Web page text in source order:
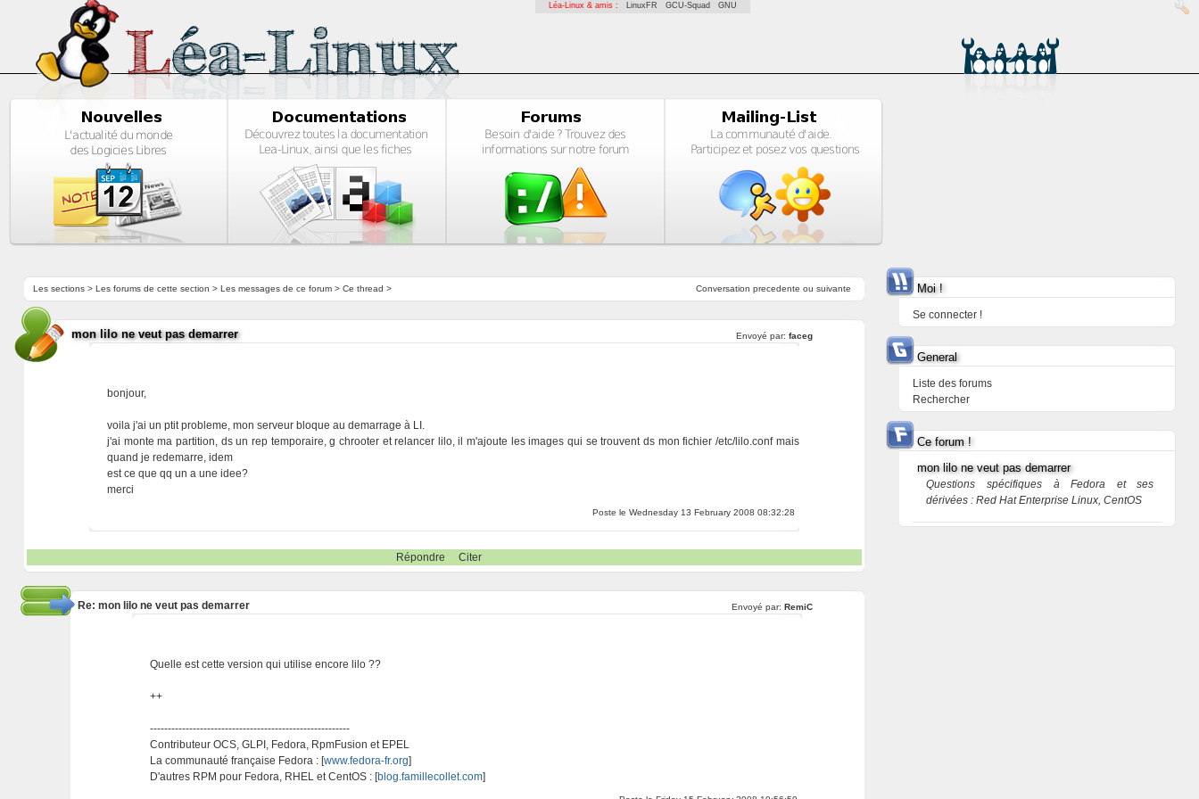
Léa-Linux & amis : LinuxFR GCU-Squad GNU
Conversation precedente ou suivante
Les sections> Les forums de cette section > Les messages de ce forum> Ce thread >
mon lilo ne veut pas demarrer Envoyé par: faceg
bonjour,
voila j'ai un ptit probleme, mon serveur bloque au demarrage à LI.
j'ai monte ma partition, ds un rep temporaire, g chrooter et relancer lilo, il m'ajoute les images qui se trouvent ds mon fichier /etc/lilo.conf mais
quand je redemarre, idem
est ce que qq un a une idee?
merci
Poste le Wednesday 13 February 2008 08:32:28
Répondre Citer
Re: mon lilo ne veut pas demarrer Envoyé par: RemiC
Quelle est cette version qui utilise encore lilo ??
++
--------------------------------------------------------
Contributeur OCS, GLPI, Fedora, RpmFusion et EPEL
La communauté française Fedora : [www.fedora-fr.org]
D'autres RPM pour Fedora, RHEL et CentOS : [blog.famillecollet.com]
Moi !
Se connecter !
General
Liste des forums
Rechercher
Ce forum !
mon lilo ne veut pas demarrer
Questions spécifiques à Fedora et ses
dérivées : Red Hat Enterprise Linux, CentOS